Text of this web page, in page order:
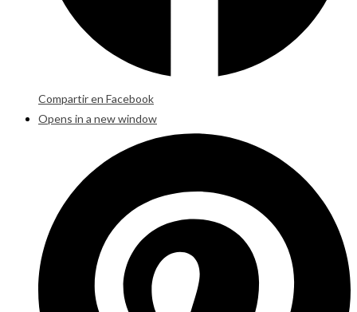
Compartir en Facebook
Opens in a new window